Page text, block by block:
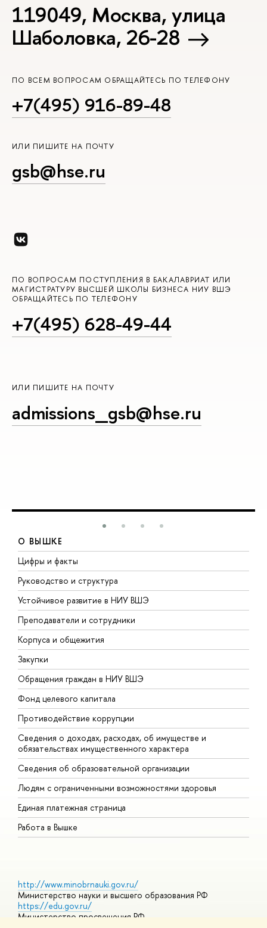
119049, Москва, улица
Шаболовка, 26-28
ПО ВСЕМ ВОПРОСАМ ОБРАЩАЙТЕСЬ ПО ТЕЛЕФОНУ
+7(495) 916-89-48
ИЛИ ПИШИТЕ НА ПОЧТУ
gsb@hse.ru
ПО ВОПРОСАМ ПОСТУПЛЕНИЯ В БАКАЛАВРИАТ ИЛИ
МАГИСТРАТУРУ ВЫСШЕЙ ШКОЛЫ БИЗНЕСА НИУ ВШЭ
ОБРАЩАЙТЕСЬ ПО ТЕЛЕФОНУ
+7(495) 628-49-44
ИЛИ ПИШИТЕ НА ПОЧТУ
admissions_gsb@hse.ru
О ВЫШКЕ
Цифры и факты
Руководство и структура
Устойчивое развитие в НИУ ВШЭ
Преподаватели и сотрудники
Корпуса и общежития
Закупки
Обращения граждан в НИУ ВШЭ
Фонд целевого капитала
Противодействие коррупции
Сведения о доходах, расходах, об имуществе и
обязательствах имущественного характера
Сведения об образовательной организации
Людям с ограниченными возможностями здоровья
Единая платежная страница
Работа в Вышке
http://www.minobrnauki.gov.ru/
Министерство науки и высшего образования РФ
https://edu.gov.ru/
Министерство просвещения РФ